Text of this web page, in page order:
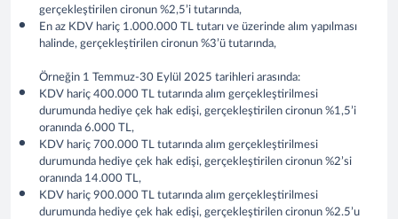
gerçekleştirilen cironun %2,5’i tutarında,
En az KDV hariç 1.000.000 TL tutarı ve üzerinde alım yapılması
halinde, gerçekleştirilen cironun %3’ü tutarında,
Örneğin 1 Temmuz-30 Eylül 2025 tarihleri arasında:
KDV hariç 400.000 TL tutarında alım gerçekleştirilmesi
durumunda hediye çek hak edişi, gerçekleştirilen cironun %1,5’i
oranında 6.000 TL,
KDV hariç 700.000 TL tutarında alım gerçekleştirilmesi
durumunda hediye çek hak edişi, gerçekleştirilen cironun %2’si
oranında 14.000 TL,
KDV hariç 900.000 TL tutarında alım gerçekleştirilmesi
durumunda hediye çek hak edişi, gerçekleştirilen cironun %2.5’u